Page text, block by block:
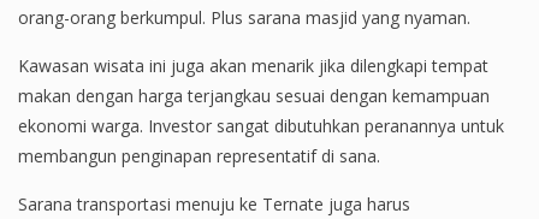
orang-orang berkumpul. Plus sarana masjid yang nyaman.
Kawasan wisata ini juga akan menarik jika dilengkapi tempat
makan dengan harga terjangkau sesuai dengan kemampuan
ekonomi warga. Investor sangat dibutuhkan peranannya untuk
membangun penginapan representatif di sana.
Sarana transportasi menuju ke Ternate juga harus